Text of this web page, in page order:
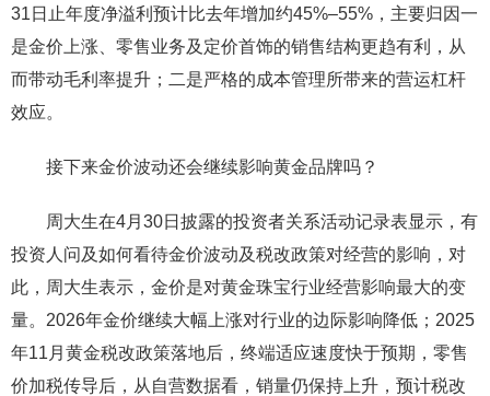
31日止年度净溢利预计比去年增加约45%–55%，主要归因一
是金价上涨、零售业务及定价首饰的销售结构更趋有利，从
而带动毛利率提升；二是严格的成本管理所带来的营运杠杆
效应。
接下来金价波动还会继续影响黄金品牌吗？
周大生在4月30日披露的投资者关系活动记录表显示，有
投资人问及如何看待金价波动及税改政策对经营的影响，对
此，周大生表示，金价是对黄金珠宝行业经营影响最大的变
量。2026年金价继续大幅上涨对行业的边际影响降低；2025
年11月黄金税改政策落地后，终端适应速度快于预期，零售
价加税传导后，从自营数据看，销量仍保持上升，预计税改